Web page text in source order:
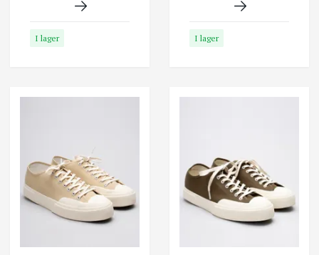
I lager I lager